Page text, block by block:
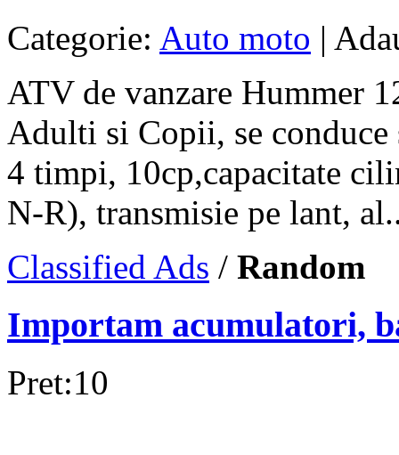
Categorie: Auto moto |
ATV de vanzare Hummer
Adulti si Copii, se conduce
4 timpi, 10cp,capacitate
N-R), transmisie pe lant,
Classified Ads / Random
Importam acumulatori,
Pret:10